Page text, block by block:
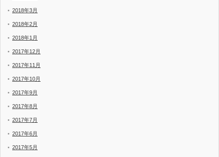
2018年3月
2018年2月
2018年1月
2017年12月
2017年11月
2017年10月
2017年9月
2017年8月
2017年7月
2017年6月
2017年5月